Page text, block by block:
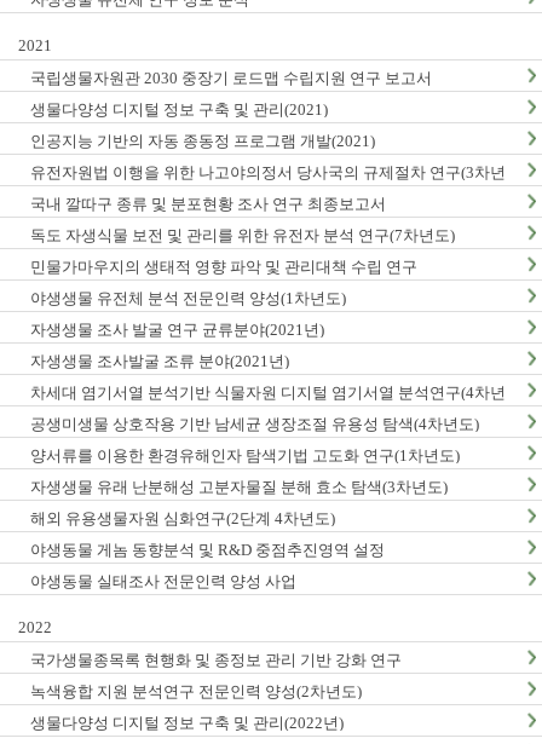
2021
국립생물자원관 2030 중장기 로드맵 수립지원 연구 보고서
생물다양성 디지털 정보 구축 및 관리(2021)
인공지능 기반의 자동 종동정 프로그램 개발(2021)
유전자원법 이행을 위한 나고야의정서 당사국의 규제절차 연구(3차년
도)
국내 깔따구 종류 및 분포현황 조사 연구 최종보고서
독도 자생식물 보전 및 관리를 위한 유전자 분석 연구(7차년도)
민물가마우지의 생태적 영향 파악 및 관리대책 수립 연구
야생생물 유전체 분석 전문인력 양성(1차년도)
자생생물 조사 발굴 연구 균류분야(2021년)
자생생물 조사발굴 조류 분야(2021년)
차세대 염기서열 분석기반 식물자원 디지털 염기서열 분석연구(4차년
도)
공생미생물 상호작용 기반 남세균 생장조절 유용성 탐색(4차년도)
양서류를 이용한 환경유해인자 탐색기법 고도화 연구(1차년도)
자생생물 유래 난분해성 고분자물질 분해 효소 탐색(3차년도)
해외 유용생물자원 심화연구(2단계 4차년도)
야생동물 게놈 동향분석 및 R&D 중점추진영역 설정
야생동물 실태조사 전문인력 양성 사업
2022
국가생물종목록 현행화 및 종정보 관리 기반 강화 연구
녹색융합 지원 분석연구 전문인력 양성(2차년도)
생물다양성 디지털 정보 구축 및 관리(2022년)